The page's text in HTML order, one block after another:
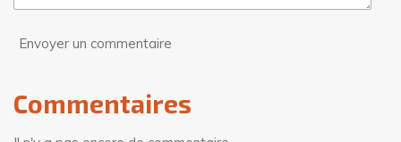
Envoyer un commentaire
Commentaires